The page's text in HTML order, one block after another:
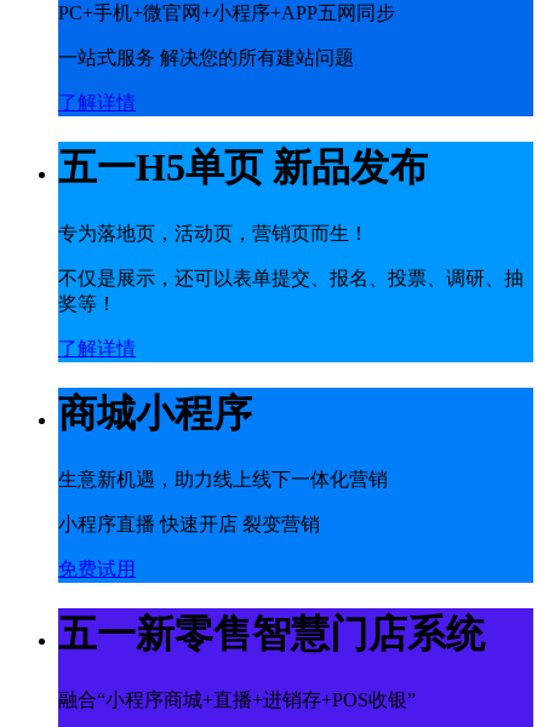
PC+手机+微官网+小程序+APP五网同步
一站式服务 解决您的所有建站问题
了解详情
五一H5单页 新品发布
专为落地页，活动页，营销页而生！
不仅是展示，还可以表单提交、报名、投票、调研、抽
奖等！
了解详情
商城小程序
生意新机遇，助力线上线下一体化营销
小程序直播 快速开店 裂变营销
免费试用
五一新零售智慧门店系统
融合“小程序商城+直播+进销存+POS收银”